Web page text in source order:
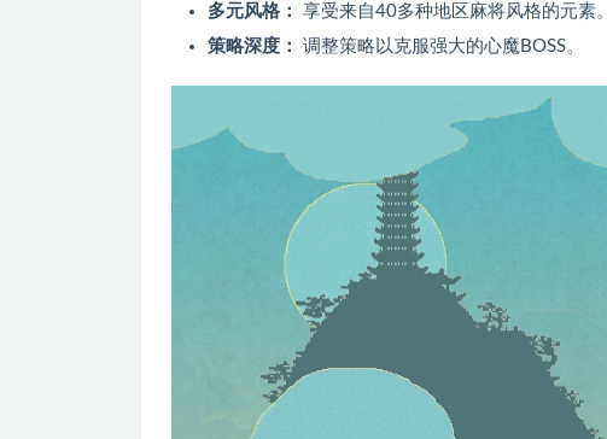
多元风格：
享受来自40多种地区麻将风格的元素。
策略深度：
调整策略以克服强大的心魔BOSS。